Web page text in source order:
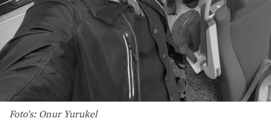
Foto's: Onur Yurukel